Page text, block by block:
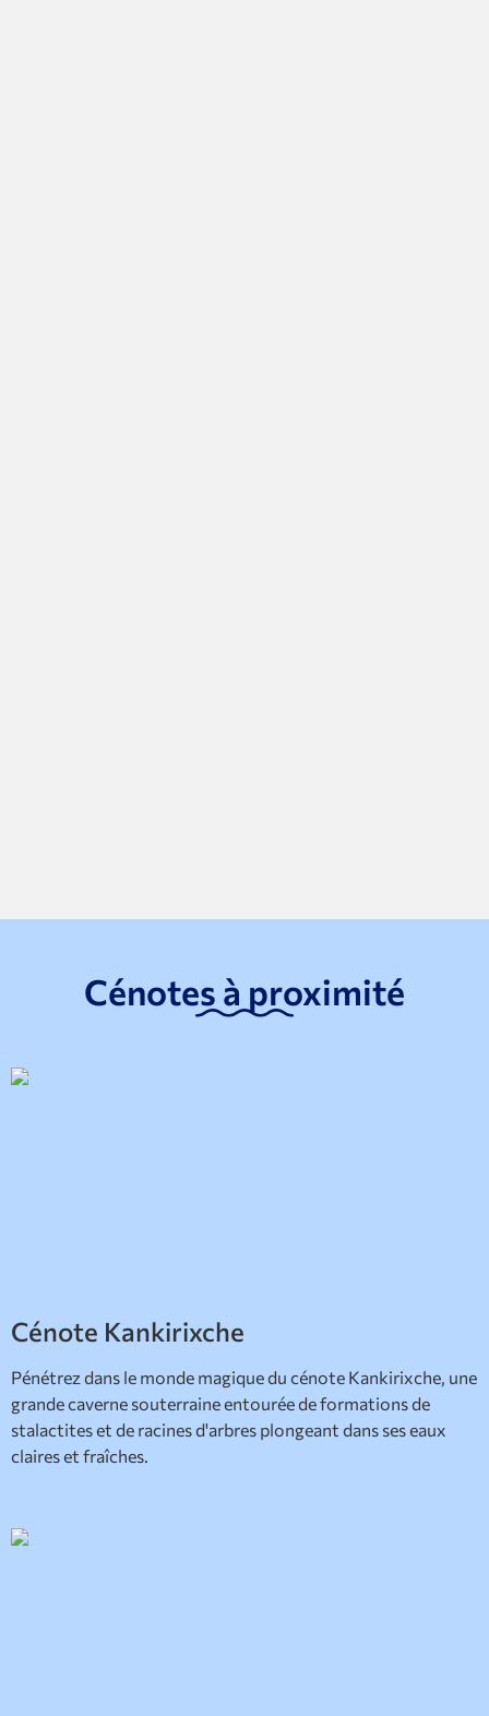
Cénotes à proximité
Cénote Kankirixche
Pénétrez dans le monde magique du cénote Kankirixche, une
grande caverne souterraine entourée de formations de
stalactites et de racines d'arbres plongeant dans ses eaux
claires et fraîches.